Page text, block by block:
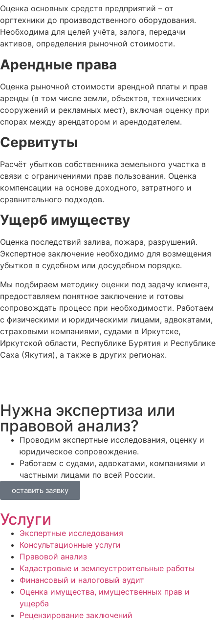
Оценка основных средств предприятий – от
оргтехники до производственного оборудования.
Необходима для целей учёта, залога, передачи
активов, определения рыночной стоимости.
Арендные права
Оценка рыночной стоимости арендной платы и прав
аренды (в том числе земли, объектов, технических
сооружений и рекламных мест), включая оценку при
спорах между арендатором и арендодателем.
Сервитуты
Расчёт убытков собственника земельного участка в
связи с ограничениями прав пользования. Оценка
компенсации на основе доходного, затратного и
сравнительного подходов.
Ущерб имуществу
Оценка последствий залива, пожара, разрушений.
Экспертное заключение необходимо для возмещения
убытков в судебном или досудебном порядке.
Мы подбираем методику оценки под задачу клиента,
предоставляем понятное заключение и готовы
сопровождать процесс при необходимости. Работаем
с физическими и юридическими лицами, адвокатами,
страховыми компаниями, судами в Иркутске,
Иркутской области, Республике Бурятия и Республике
Саха (Якутия), а также в других регионах.
Нужна экспертиза или
правовой анализ?
Проводим экспертные исследования, оценку и
юридическое сопровождение.
Работаем с судами, адвокатами, компаниями и
частными лицами по всей России.
оставить заявку
Услуги
Экспертные исследования
Консультационные услуги
Правовой анализ
Кадастровые и землеустроительные работы
Финансовый и налоговый аудит
Оценка имущества, имущественных прав и
ущерба
Рецензирование заключений